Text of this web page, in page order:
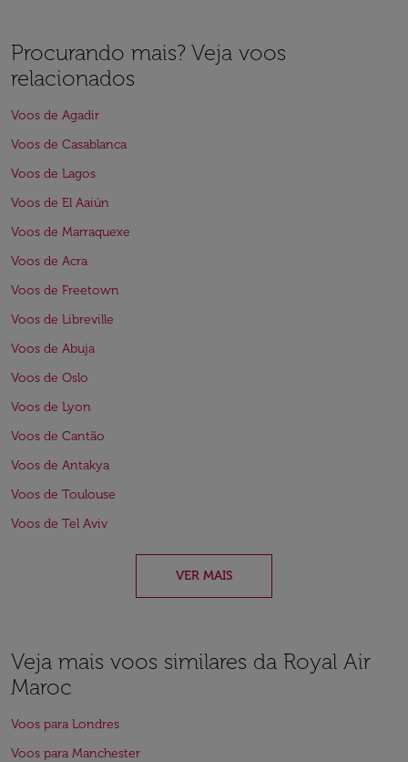
Procurando mais? Veja voos
relacionados
Voos de Agadir
Voos de Casablanca
Voos de Lagos
Voos de El Aaiún
Voos de Marraquexe
Voos de Acra
Voos de Freetown
Voos de Libreville
Voos de Abuja
Voos de Oslo
Voos de Lyon
Voos de Cantão
Voos de Antakya
Voos de Toulouse
Voos de Tel Aviv
VER MAIS
Veja mais voos similares da Royal Air
Maroc
Voos para Londres
Voos para Manchester